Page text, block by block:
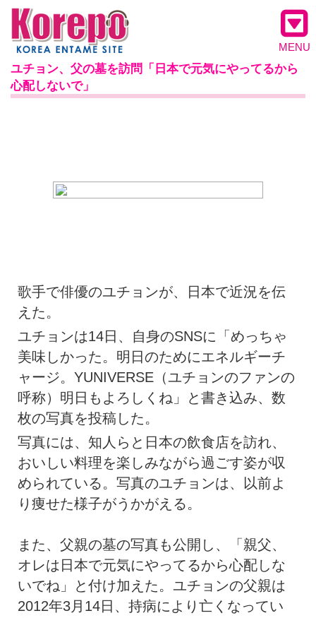
MENU
ユチョン、父の墓を訪問「日本で元気にやってるから
心配しないで」
歌手で俳優のユチョンが、日本で近況を伝
えた。
ユチョンは14日、自身のSNSに「めっちゃ
美味しかった。明日のためにエネルギーチ
ャージ。YUNIVERSE（ユチョンのファンの
呼称）明日もよろしくね」と書き込み、数
枚の写真を投稿した。
写真には、知人らと日本の飲食店を訪れ、
おいしい料理を楽しみながら過ごす姿が収
められている。写真のユチョンは、以前よ
り痩せた様子がうかがえる。
また、父親の墓の写真も公開し、「親父、
オレは日本で元気にやってるから心配しな
いでね」と付け加えた。ユチョンの父親は
2012年3月14日、持病により亡くなってい